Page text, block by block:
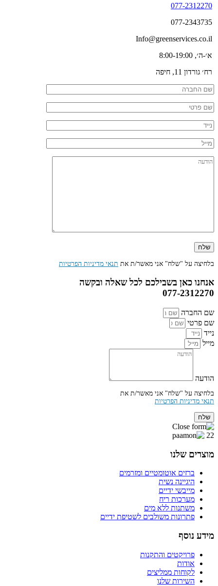
077-2312270
א׳-ה׳, 8:00-19:00
רח׳ גורדון 11, חיפה
בלחיצה על "שלח" אני מאשר/ת את תנאי מדיניות הפרטיות
אנחנו כאן בשבילכם לכל שאלה ובקשה
077-2312270
שם החברה
שם פרטי
נייד
מייל
הודעה
בלחיצה על "שלח" אני מאשר/ת את
תנאי מדיניות הפרטיות
שלח
22
מוצרים שלנו
ברזים אוטומטיים ומזרמים
היגיינה נשית
מייבשי ידיים
מערכות ריח
משתנות ללא מים
פתרונות משולבים לשטיפת ידיים
מידע נוסף
פרויקטים והתקנות
אודות
לקוחות ממליצים
השירות שלנו